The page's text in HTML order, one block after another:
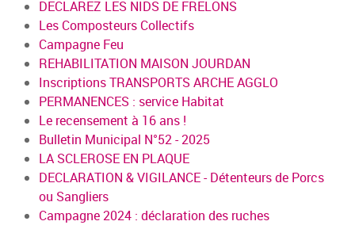
DECLAREZ LES NIDS DE FRELONS
Les Composteurs Collectifs
Campagne Feu
REHABILITATION MAISON JOURDAN
Inscriptions TRANSPORTS ARCHE AGGLO
PERMANENCES : service Habitat
Le recensement à 16 ans !
Bulletin Municipal N°52 - 2025
LA SCLEROSE EN PLAQUE
DECLARATION & VIGILANCE - Détenteurs de Porcs
ou Sangliers
Campagne 2024 : déclaration des ruches